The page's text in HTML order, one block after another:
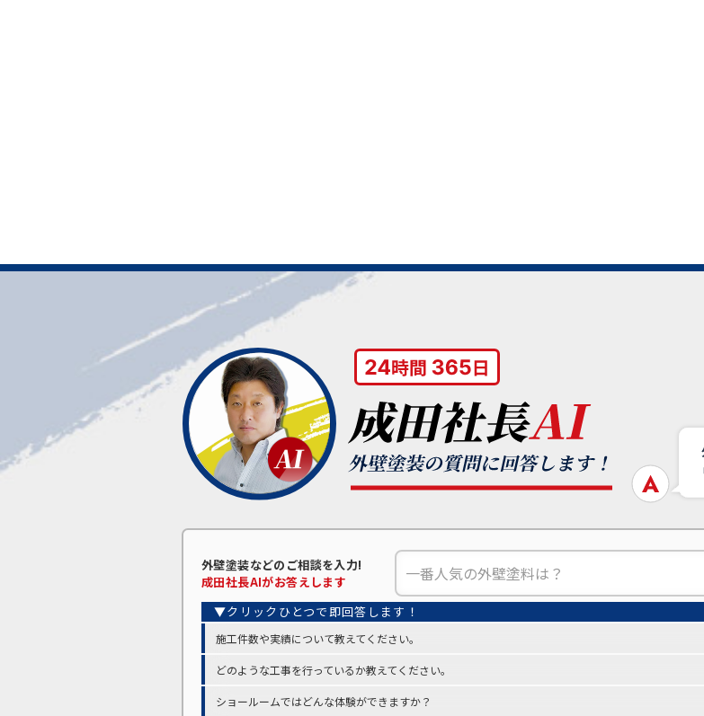
外壁塗装などの ご相談を入力!
成田社長AIがお答えします
施工件数や実績について教えてください。
どのような工事を行っているか教えてください。
ショールームではどんな体験ができますか？